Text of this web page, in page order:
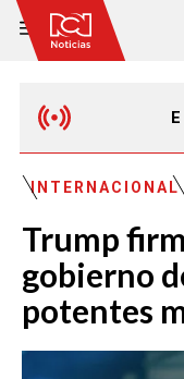
INTERNACIONAL
Trump
gobierno
potentes